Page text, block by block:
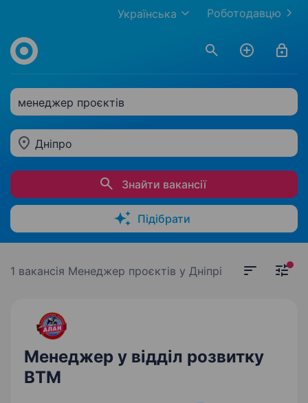
Роботодавцю
Українська
менеджер проєктів
Дніпро
Знайти вакансії
Підібрати
1 вакансія Менеджер проєктів у Дніпрі
Менеджер у відділ розвитку
ВТМ